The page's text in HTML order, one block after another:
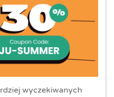
wyczekiwanych